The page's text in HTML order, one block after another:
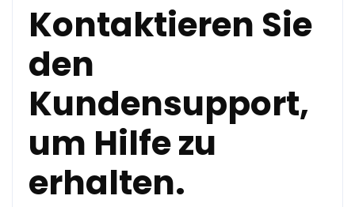
Kontaktieren Sie
den
Kundensupport,
um Hilfe zu
erhalten.